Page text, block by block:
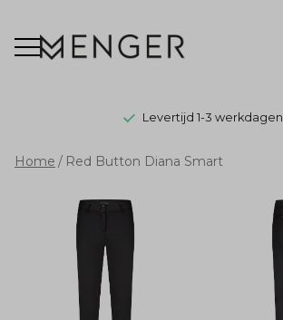
Levertijd 1-3 werkdagen
Red
Button
Diana
Smart
Home Red Button Diana Smart